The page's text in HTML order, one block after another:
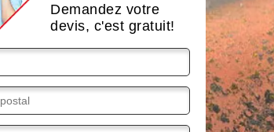
Demandez votre
devis, c'est gratuit!